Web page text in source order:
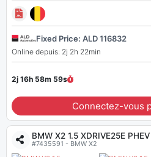
Fixed Price: ALD 116832
Online depuis: 2j 2h 22min
2j 16h 58m 58s
Connectez-vous
BMW X2 1.5 XDRIVE25E
#7435591 - BMW X2